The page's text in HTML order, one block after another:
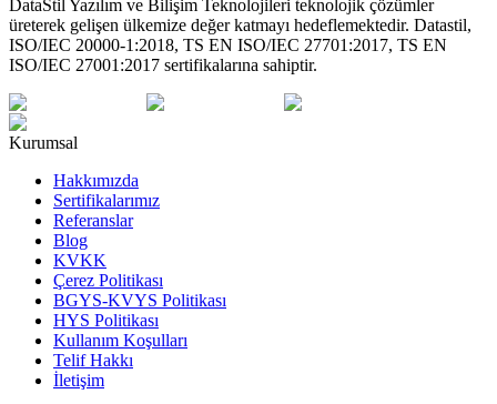
DataStil Yazılım ve Bilişim Teknolojileri teknolojik çözümler
üreterek gelişen ülkemize değer katmayı hedeflemektedir. Datastil,
ISO/IEC 20000-1:2018, TS EN ISO/IEC 27701:2017, TS EN
ISO/IEC 27001:2017 sertifikalarına sahiptir.
Kurumsal
Hakkımızda
Sertifikalarımız
Referanslar
Blog
KVKK
Çerez Politikası
BGYS-KVYS Politikası
HYS Politikası
Kullanım Koşulları
Telif Hakkı
İletişim